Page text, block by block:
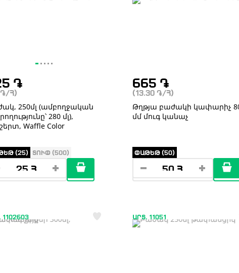
֏
֏ /Հ)
250մլ (ամբողջական
280 մլ),
Waffle Color
(25) ՏՈՒՓ (500)
665 ֏
(13.30 ֏/Հ)
Թղթյա բաժակի կափարիչ
մմ մուգ կանաչ
ՓԱԹԵԹ (50)
1102603 ԱՐՏ. 11051